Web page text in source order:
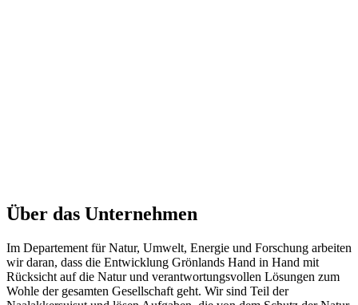
Über das Unternehmen
Im Departement für Natur, Umwelt, Energie und Forschung arbeiten
wir daran, dass die Entwicklung Grönlands Hand in Hand mit
Rücksicht auf die Natur und verantwortungsvollen Lösungen zum
Wohle der gesamten Gesellschaft geht. Wir sind Teil der